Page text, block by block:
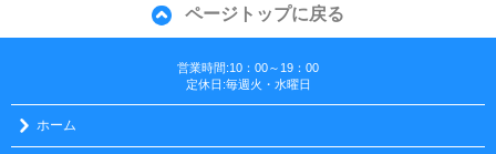
ページトップに戻る
営業時間:10：00～19：00
定休日:毎週火・水曜日
ホーム